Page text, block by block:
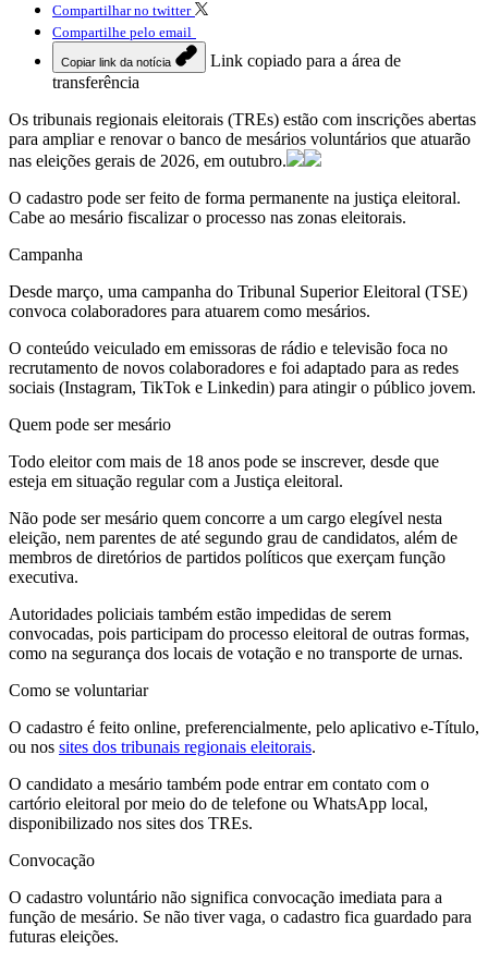
Compartilhar no twitter
Compartilhe pelo email
Copiar link da notícia
Link copiado para a área de
transferência
Os tribunais regionais eleitorais (TREs) estão com inscrições abertas
para ampliar e renovar o banco de mesários voluntários que atuarão
nas eleições gerais de 2026, em outubro.
O cadastro pode ser feito de forma permanente na justiça eleitoral.
Cabe ao mesário fiscalizar o processo nas zonas eleitorais.
Campanha
Desde março, uma campanha do Tribunal Superior Eleitoral (TSE)
convoca colaboradores para atuarem como mesários.
O conteúdo veiculado em emissoras de rádio e televisão foca no
recrutamento de novos colaboradores e foi adaptado para as redes
sociais (Instagram, TikTok e Linkedin) para atingir o público jovem.
Quem pode ser mesário
Todo eleitor com mais de 18 anos pode se inscrever, desde que
esteja em situação regular com a Justiça eleitoral.
Não pode ser mesário quem concorre a um cargo elegível nesta
eleição, nem parentes de até segundo grau de candidatos, além de
membros de diretórios de partidos políticos que exerçam função
executiva.
Autoridades policiais também estão impedidas de serem
convocadas, pois participam do processo eleitoral de outras formas,
como na segurança dos locais de votação e no transporte de urnas.
Como se voluntariar
O cadastro é feito online, preferencialmente, pelo aplicativo e-Título,
ou nos sites dos tribunais regionais eleitorais.
O candidato a mesário também pode entrar em contato com o
cartório eleitoral por meio do de telefone ou WhatsApp local,
disponibilizado nos sites dos TREs.
Convocação
O cadastro voluntário não significa convocação imediata para a
função de mesário. Se não tiver vaga, o cadastro fica guardado para
futuras eleições.